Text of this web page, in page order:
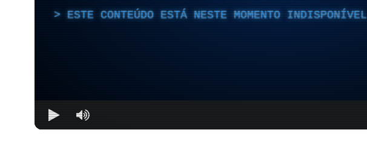
ESTE CONTEÚDO ESTÁ NESTE MOMENTO INDISPONÍVEL